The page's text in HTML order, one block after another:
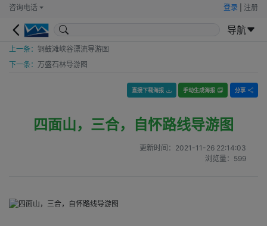
咨询电话 登录 注册
导航
上一条： 铜鼓滩峡谷漂流导游图
下一条： 万盛石林导游图
直接下载海报 手动生成海报 分享
四面山，三合，自怀路线导游图
更新时间： 2021-11-26 22:14:03
浏览量： 599